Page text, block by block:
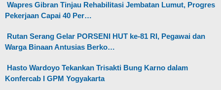
Wapres Gibran Tinjau Rehabilitasi Jembatan Lumut, Progres
Pekerjaan Capai 40 Per…
Rutan Serang Gelar PORSENI HUT ke-81 RI, Pegawai dan
Warga Binaan Antusias Berko…
Hasto Wardoyo Tekankan Trisakti Bung Karno dalam
Konfercab I GPM Yogyakarta